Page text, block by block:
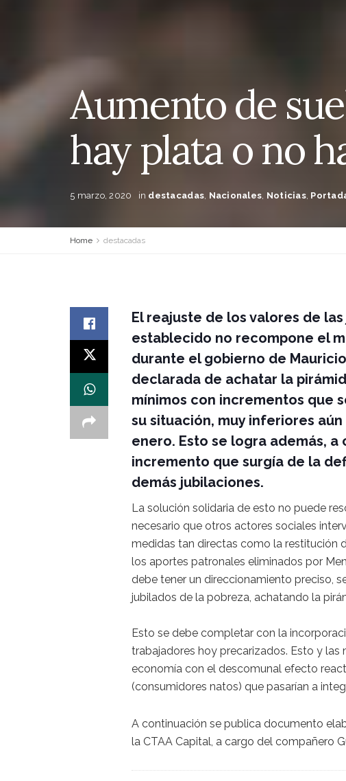
Aumento de
hay plata o no
5 marzo, 2020 in destacadas, Nacionales, Noticias,
Home destacadas
El reajuste de los valores de
establecido no recompone el
durante el gobierno de
declarada de achatar la
mínimos con incrementos que
su situación, muy inferiores
enero. Esto se logra además,
incremento que surgía de la
demás jubilaciones.
La solución solidaria de esto no puede
necesario que otros actores sociales
medidas tan directas como la restitución
los aportes patronales eliminados por
debe tener un direccionamiento preciso,
jubilados de la pobreza, achatando la
Esto se debe completar con la
trabajadores hoy precarizados. Esto y las
economía con el descomunal efecto
(consumidores natos) que pasarían a
A continuación se publica documento
la CTAA Capital, a cargo del compañero